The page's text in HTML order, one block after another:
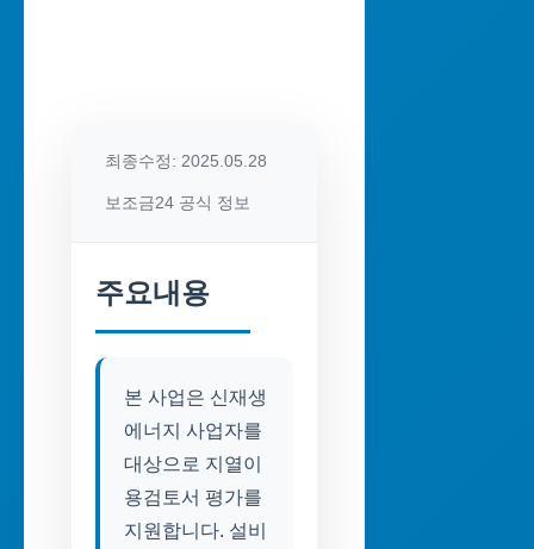
최종수정: 2025.05.28
보조금24 공식 정보
주요내용
본 사업은 신재생
에너지 사업자를
대상으로 지열이
용검토서 평가를
지원합니다. 설비